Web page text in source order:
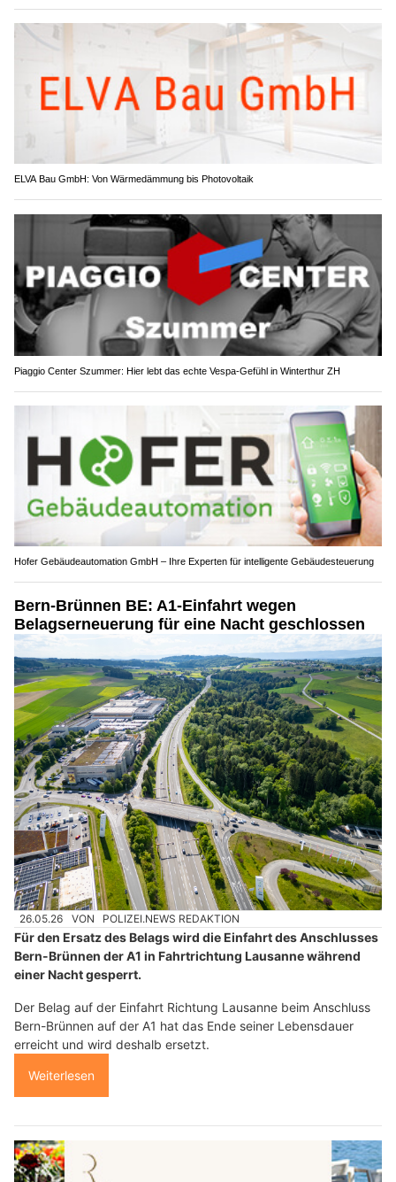
ELVA Bau GmbH: Von Wärmedämmung bis Photovoltaik
Piaggio Center Szummer: Hier lebt das echte Vespa-Gefühl in Winterthur ZH
Hofer Gebäudeautomation GmbH – Ihre Experten für intelligente Gebäudesteuerung
Bern-Brünnen BE: A1-Einfahrt wegen
Belagserneuerung für eine Nacht geschlossen
26.05.26 VON POLIZEI.NEWS REDAKTION
Für den Ersatz des Belags wird die Einfahrt des Anschlusses
Bern-Brünnen der A1 in Fahrtrichtung Lausanne während
einer Nacht gesperrt.
Der Belag auf der Einfahrt Richtung Lausanne beim Anschluss
Bern-Brünnen auf der A1 hat das Ende seiner Lebensdauer
erreicht und wird deshalb ersetzt.
Weiterlesen